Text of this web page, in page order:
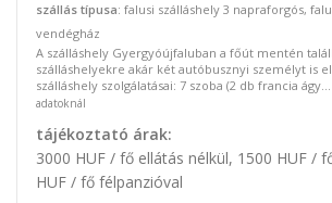
szállás típusa: falusi szálláshely 3 napraforgós,
vendégház
A szálláshely Gyergyóújfaluban a főút mentén
szálláshelyekre akár két autóbusznyi személyt is
szálláshely szolgálatásai: 7 szoba (2 db francia ágy...
adatoknál
tájékoztató árak:
3000 HUF / fő ellátás nélkül, 1500 HUF /
HUF / fő félpanzióval